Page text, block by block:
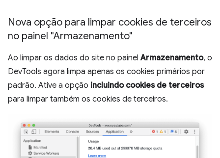
Nova opção para limpar cookies de terceiros
no painel "Armazenamento"
Ao limpar os dados do site no painelArmazenamento, o
DevTools agora limpa apenas os cookies primários por
padrão. Ative a opção incluindo cookies de terceiros
para limpar também os cookies de terceiros.